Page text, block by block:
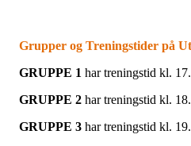
Grupper og Treningstider på
GRUPPE 1 har treningstid kl.
GRUPPE 2 har treningstid kl.
GRUPPE 3 har treningstid kl.